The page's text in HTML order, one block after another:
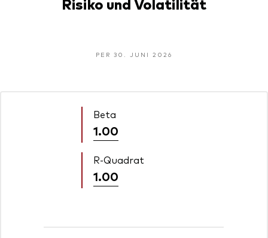
PER 30. JUNI 2026
Beta
1.00
R-Quadrat
1.00